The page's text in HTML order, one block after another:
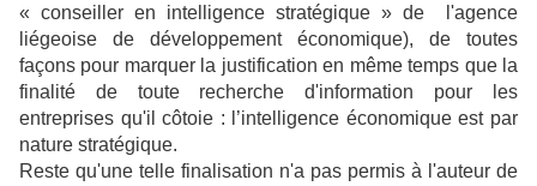
« conseiller en intelligence stratégique » de l'agence
liégeoise de développement économique), de toutes
façons pour marquer la justification en même temps que la
finalité de toute recherche d'information pour les
entreprises qu'il côtoie : l’intelligence économique est par
nature stratégique.
Reste qu'une telle finalisation n'a pas permis à l'auteur de